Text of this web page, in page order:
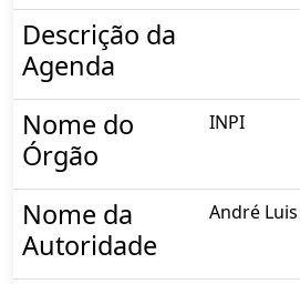
Descrição da
Agenda
Nome do
Órgão
INPI
Nome da
Autoridade
André